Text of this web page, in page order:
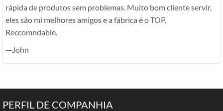
rápida de produtos sem problemas. Muito bom cliente servir,
eles são mi melhores amigos e a fábrica é o TOP.
Reccomndable.
—John
PERFIL DE COMPANHIA